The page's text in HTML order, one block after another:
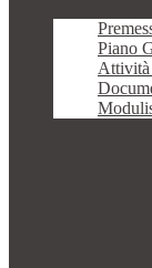
Piano
Attività